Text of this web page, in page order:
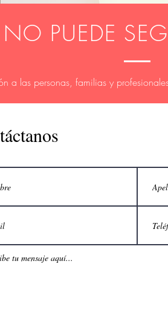
NO PUEDE
a las personas, familias y